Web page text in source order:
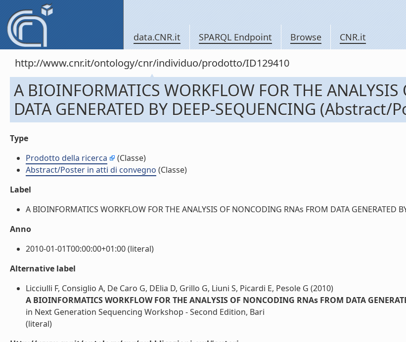
data.CNR.it SPARQL Endpoint Browse CNR.it
http://www.cnr.it/ontology/cnr/individuo/prodotto/ID129410
A BIOINFORMATICS WORKFLOW FOR THE
DATA GENERATED BY DEEP-SEQUENCING
Type
Prodotto della ricerca
(Classe)
Abstract/Poster in atti di convegno (Classe)
Label
A BIOINFORMATICS WORKFLOW FOR THE ANALYSIS OF NONCODING RNAs FROM DATA
Anno
2010-01-01T00:00:00+01:00 (literal)
Alternative label
Licciulli F, Consiglio A, De Caro G, DElia D, Grillo G, Liuni S, Picardi E, Pesole G (2010)
A BIOINFORMATICS WORKFLOW FOR THE ANALYSIS OF NONCODING RNAs FROM DATA
in Next Generation Sequencing Workshop - Second Edition, Bari
(literal)